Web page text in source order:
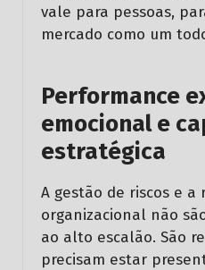
vale para pessoas,
mercado como um
Performance
emocional e
estratégica
A gestão de riscos e a
organizacional não
ao alto escalão. São
precisam estar